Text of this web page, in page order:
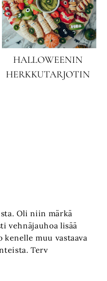
HALLOWEENIN
HERKKUTARJOTIN
Oli niin märkä
vehnäjauhoa lisää
muu vastaava
Terv